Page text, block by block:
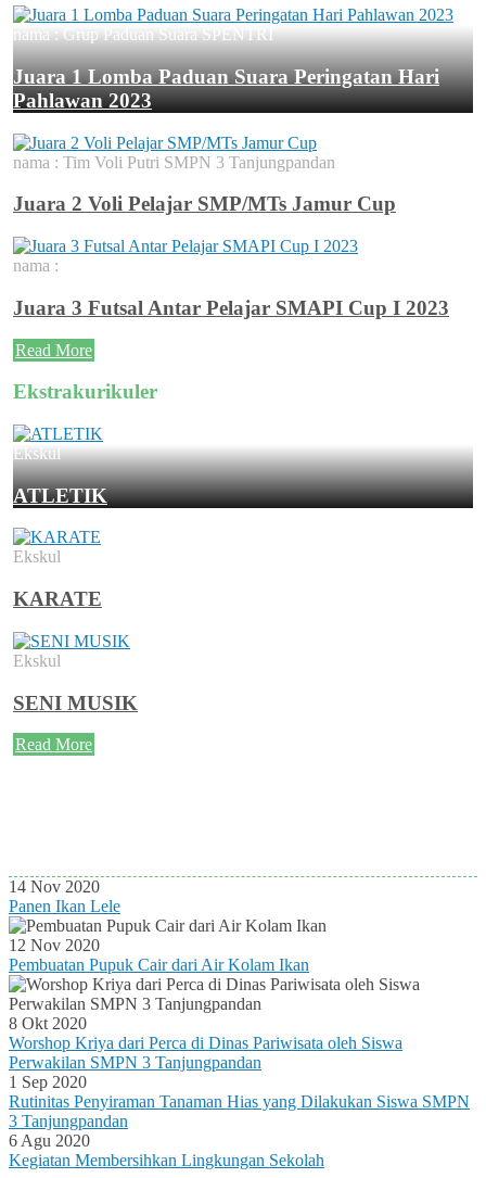
nama :Grup Paduan Suara SPENTRI
Juara 1 Lomba Paduan Suara Peringatan Hari
Pahlawan 2023
nama : Tim Voli Putri SMPN 3 Tanjungpandan
Juara 2 Voli Pelajar SMP/MTs Jamur Cup
nama :
Juara 3 Futsal Antar Pelajar SMAPI Cup I 2023
Read More
Ekstrakurikuler
Ekskul
ATLETIK
Ekskul
KARATE
Ekskul
SENI MUSIK
Read More
14 Nov 2020
Panen Ikan Lele
12 Nov 2020
Pembuatan Pupuk Cair dari Air Kolam Ikan
8 Okt 2020
Worshop Kriya dari Perca di Dinas Pariwisata oleh Siswa
Perwakilan SMPN 3 Tanjungpandan
1 Sep 2020
Rutinitas Penyiraman Tanaman Hias yang Dilakukan Siswa SMPN
3 Tanjungpandan
6 Agu 2020
Kegiatan Membersihkan Lingkungan Sekolah